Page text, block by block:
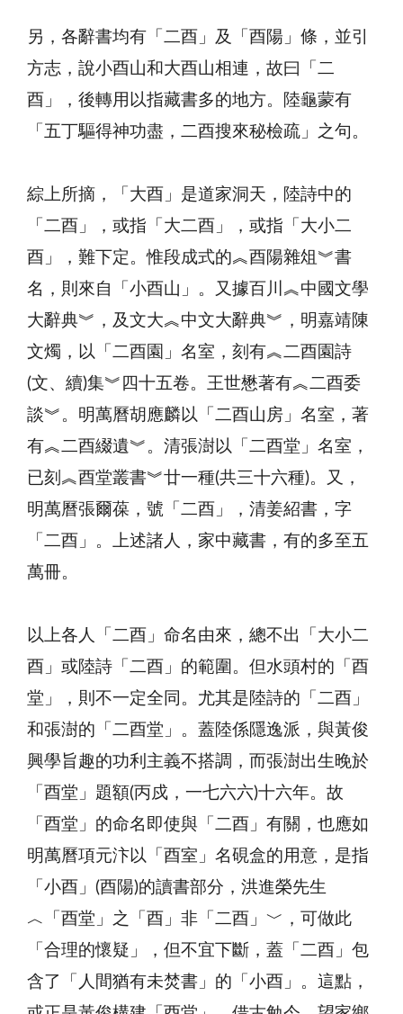
另，各辭書均有「二酉」及「酉陽」條，並引
方志，說小酉山和大酉山相連，故曰「二
酉」，後轉用以指藏書多的地方。陸龜蒙有
「五丁驅得神功盡，二酉搜來秘檢疏」之句。
綜上所摘，「大酉」是道家洞天，陸詩中的
「二酉」，或指「大二酉」，或指「大小二
酉」，難下定。惟段成式的︽酉陽雜俎︾書
名，則來自「小酉山」。又據百川︽中國文學
大辭典︾，及文大︽中文大辭典︾，明嘉靖陳
文燭，以「二酉園」名室，刻有︽二酉園詩
(文、續)集︾四十五卷。王世懋著有︽二酉委
談︾。明萬曆胡應麟以「二酉山房」名室，著
有︽二酉綴遺︾。清張澍以「二酉堂」名室，
已刻︽酉堂叢書︾廿一種(共三十六種)。又，
明萬曆張爾葆，號「二酉」，清姜紹書，字
「二酉」。上述諸人，家中藏書，有的多至五
萬冊。
以上各人「二酉」命名由來，總不出「大小二
酉」或陸詩「二酉」的範圍。但水頭村的「酉
堂」，則不一定全同。尤其是陸詩的「二酉」
和張澍的「二酉堂」。蓋陸係隱逸派，與黃俊
興學旨趣的功利主義不搭調，而張澍出生晚於
「酉堂」題額(丙戍，一七六六)十六年。故
「酉堂」的命名即使與「二酉」有關，也應如
明萬曆項元汴以「酉室」名硯盒的用意，是指
「小酉」(酉陽)的讀書部分，洪進榮先生
︿「酉堂」之「酉」非「二酉」﹀，可做此
「合理的懷疑」，但不宜下斷，蓋「二酉」包
含了「人間猶有未焚書」的「小酉」。這點，